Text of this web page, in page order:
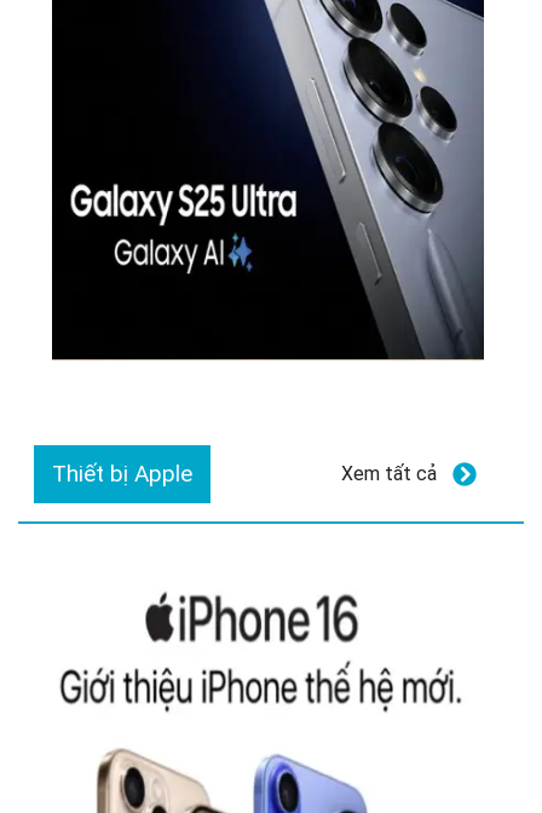
Thiết bị Apple Xem tất cả